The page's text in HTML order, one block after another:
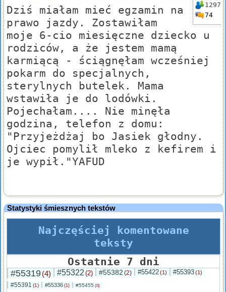
1297
74
Dziś miałam mieć egzamin na
prawo jazdy. Zostawiłam
moje 6-cio miesięczne dziecko u
rodziców, a że jestem mamą
karmiącą - ściągnęłam wcześniej
pokarm do specjalnych,
sterylnych butelek. Mama
wstawiła je do lodówki.
Pojechałam.... Nie minęła
godzina, telefon z domu:
"Przyjeżdżaj bo Jasiek głodny.
Ojciec pomylił mleko z kefirem i
je wypił."YAFUD
Statystyki śmiesznych tekstów
Najczęściej komentowane
teksty
Ostatnie 7 dni
#55319(4) #55322 (2) #55382 (2) #55422(1) #55393(1)
#55391 (1) #55336 (1) #55455 (0)